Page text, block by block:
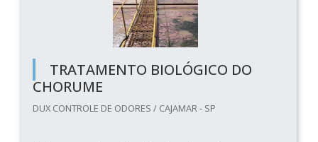
TRATAMENTO BIOLÓGICO DO
CHORUME
DUX CONTROLE DE ODORES / CAJAMAR - SP